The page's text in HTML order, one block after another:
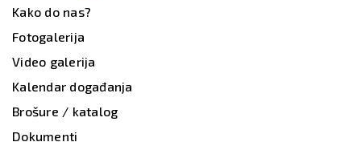
Kako do nas?
Fotogalerija
Video galerija
Kalendar događanja
Brošure / katalog
Dokumenti